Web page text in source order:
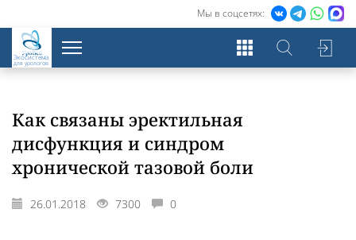
Мы в соцсетях:
Экосистема
для урологов
Как связаны эректильная
дисфункция и синдром
хронической тазовой боли
26.01.2018 7300 0